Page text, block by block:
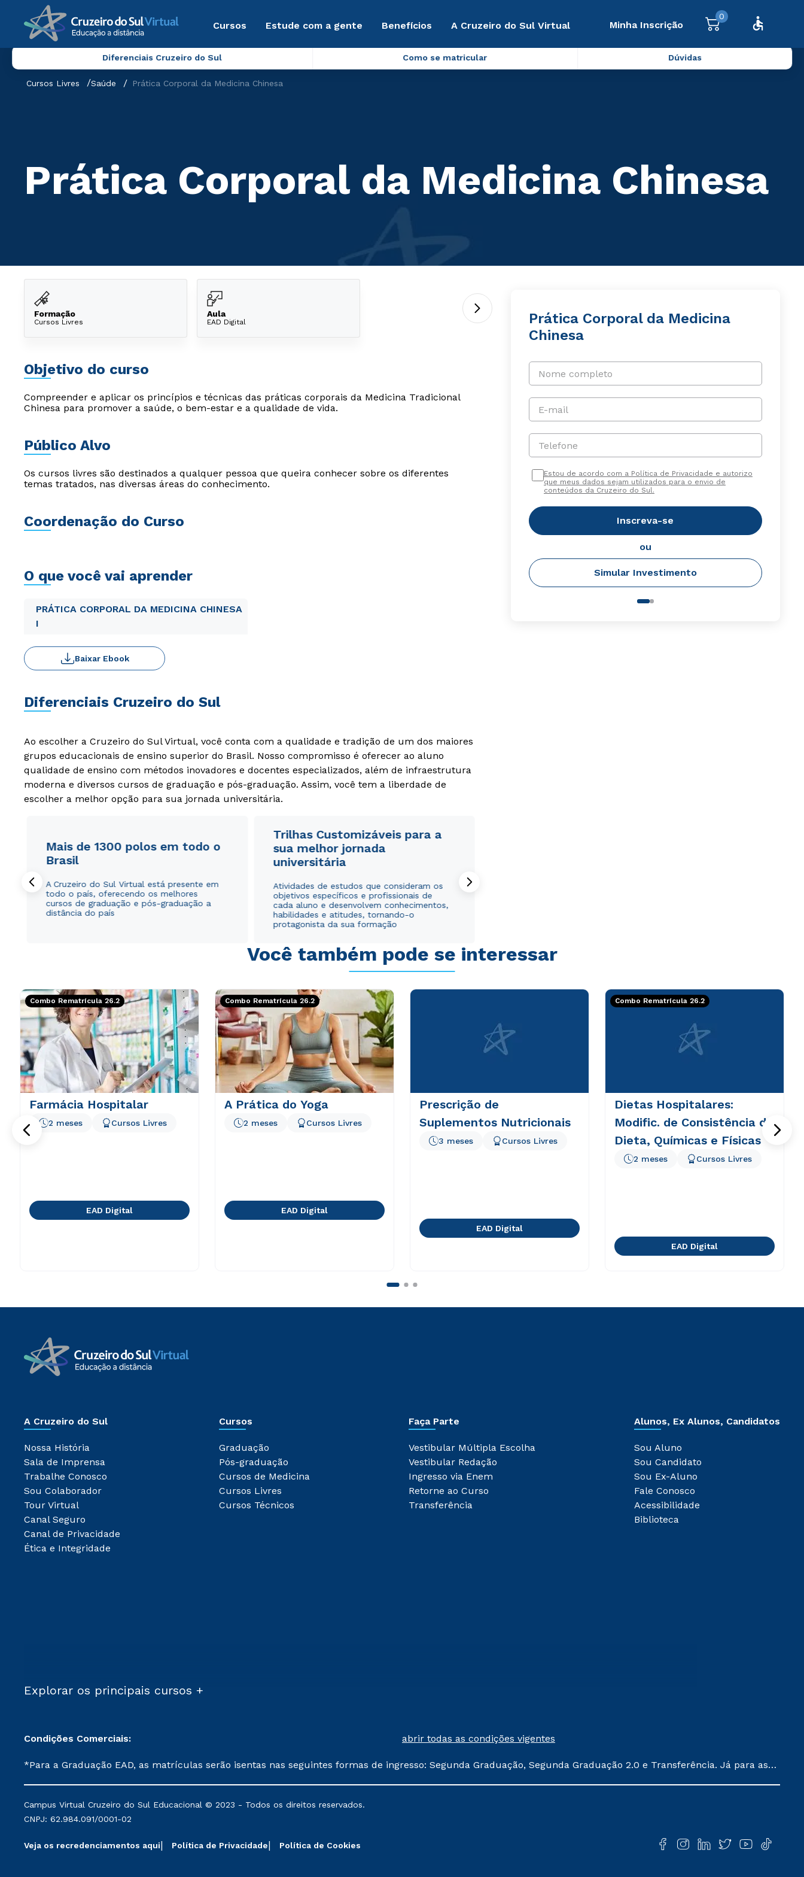
Cursos Estude com a gente Benefícios A Cruzeiro do Sul Virtual Minha Inscrição
0
Diferenciais Cruzeiro do Sul Como se matricular Dúvidas
Cursos Livres Saúde Prática Corporal da Medicina Chinesa
Prática Corporal da Medicina Chinesa
Formação
Cursos Livres
Aula
EAD Digital
Objetivo do curso
Compreender e aplicar os princípios e técnicas das práticas corporais da Medicina Tradicional
Chinesa para promover a saúde, o bem-estar e a qualidade de vida.
Público Alvo
Os cursos livres são destinados a qualquer pessoa que queira conhecer sobre os diferentes
temas tratados, nas diversas áreas do conhecimento.
Coordenação do Curso
O que você vai aprender
PRÁTICA CORPORAL DA MEDICINA CHINESA
I
Baixar Ebook
Diferenciais Cruzeiro do Sul
Ao escolher a Cruzeiro do Sul Virtual, você conta com a qualidade e tradição de um dos maiores
grupos educacionais de ensino superior do Brasil. Nosso compromisso é oferecer ao aluno
qualidade de ensino com métodos inovadores e docentes especializados, além de infraestrutura
moderna e diversos cursos de graduação e pós-graduação. Assim, você tem a liberdade de
escolher a melhor opção para sua jornada universitária.
Mais de 1300 polos em todo o
Brasil
A Cruzeiro do Sul Virtual está presente em
todo o país, oferecendo os melhores
cursos de graduação e pós-graduação a
distância do país
Trilhas Customizáveis para a
sua melhor jornada
universitária
Atividades de estudos que consideram os
objetivos específicos e profissionais de
cada aluno e desenvolvem conhecimentos,
habilidades e atitudes, tornando-o
protagonista da sua formação
Prática Corporal da Medicina
Chinesa
Nome completo
E-mail
Telefone
Estou de acordo com a Política de Privacidade e autorizo
que meus dados sejam utilizados para o envio de
conteúdos da Cruzeiro do Sul.
Inscreva-se
ou
Simular Investimento
Você também pode se interessar
Combo Rematrícula 26.2
Farmácia Hospitalar
2 meses Cursos Livres
EAD Digital
Combo Rematrícula 26.2
A Prática do Yoga
2 meses Cursos Livres
EAD Digital
Prescrição de
Suplementos Nutricionais
3 meses Cursos Livres
EAD Digital
Combo Rematrícula 26.2
Dietas Hospitalares:
Modific. de Consistência da
Dieta, Químicas e Físicas
2 meses Cursos Livres
EAD Digital
A Cruzeiro do Sul
Nossa História
Sala de Imprensa
Trabalhe Conosco
Sou Colaborador
Tour Virtual
Canal Seguro
Canal de Privacidade
Ética e Integridade
Cursos
Graduação
Pós-graduação
Cursos de Medicina
Cursos Livres
Cursos Técnicos
Faça Parte
Vestibular Múltipla Escolha
Vestibular Redação
Ingresso via Enem
Retorne ao Curso
Transferência
Alunos, Ex Alunos, Candidatos
Sou Aluno
Sou Candidato
Sou Ex-Aluno
Fale Conosco
Acessibilidade
Biblioteca
Explorar os principais cursos +
Condições Comerciais: abrir todas as condições vigentes
*Para a Graduação EAD, as matrículas serão isentas nas seguintes formas de ingresso: Segunda Graduação, Segunda Graduação 2.0 e Transferência. Já para as
mantidos conforme negociação. Descontos institucionais poderão sofrer alterações nos períodos de rematrícula conforme exposto no contrato de prestação de
serviços.
Campus Virtual Cruzeiro do Sul Educacional © 2023 - Todos os direitos reservados.
CNPJ: 62.984.091/0001-02
Veja os recredenciamentos aqui Política de Privacidade Política de Cookies
WhatsApp
ou
Estou de acordo com aPolítica de Privacidade.
autorizo que meus dados sejam utilizados para o
envio de conteúdos da Cruzeiro do Sul.
WhatsApp
ou
Estou de acordo com aPolítica de Privacidade.
autorizo que meus dados sejam utilizados para o
envio de conteúdos da Cruzeiro do Sul.